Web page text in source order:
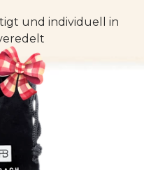
und individuell in